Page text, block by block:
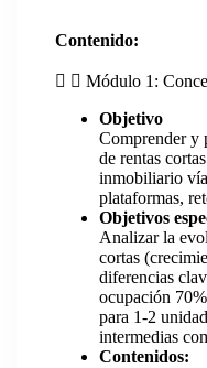
Contenido:
Módulo 1:
Objetivo
Comprender y
de rentas
inmobiliario
plataformas,
Objetivos
Analizar la
cortas
diferencias
ocupación
para 1-2
intermedias
Contenidos: